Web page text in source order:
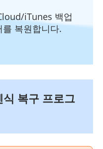
iTunes 백업
복원합니다.
복구 프로그